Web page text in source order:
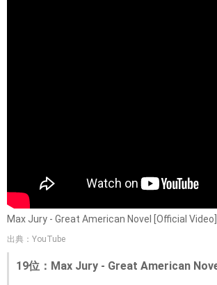
Max Jury - Great American Novel [Official
出典：YouTube
19位：Max Jury - Great American